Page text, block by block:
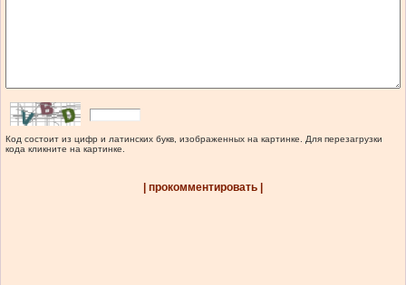
Код состоит из цифр и латинских букв, изображенных на картинке. Для перезагрузки
кода кликните на картинке.
| прокомментировать |